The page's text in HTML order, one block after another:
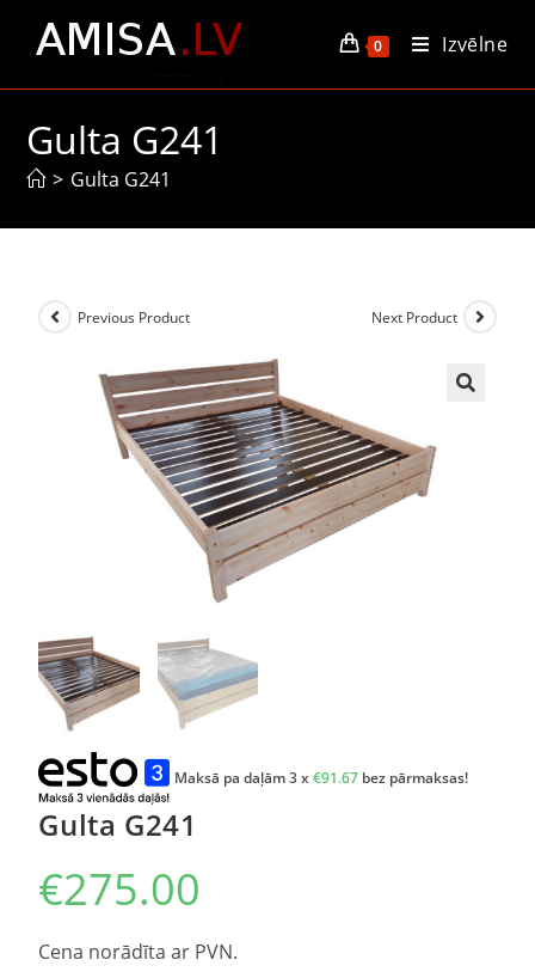
0 Izvēlne
Gulta G241
> Gulta G241
Previous Product Next Product
Maksā pa daļām 3 x€91.67 bez pārmaksas!
Gulta G241
€275.00
Cena norādīta ar PVN.